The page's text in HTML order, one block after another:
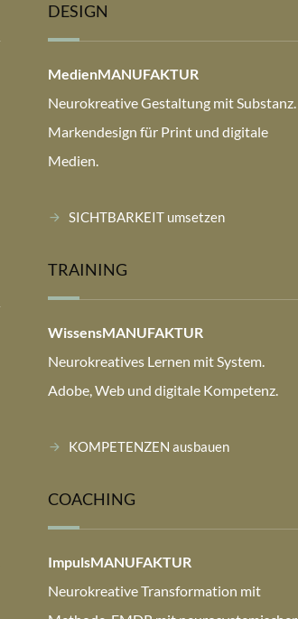
DESIGN
MedienMANUFAKTUR
Neurokreative Gestaltung mit Substanz.
Markendesign für Print und digitale
Medien.
SICHTBARKEIT umsetzen
TRAINING
WissensMANUFAKTUR
Neurokreatives Lernen mit System.
Adobe, Web und digitale Kompetenz.
KOMPETENZEN ausbauen
COACHING
ImpulsMANUFAKTUR
Neurokreative Transformation mit